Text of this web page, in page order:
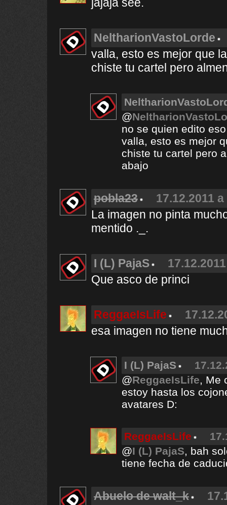
NeltharionVastoLorde
valla, esto es mejor que
chiste tu cartel pero
@
no se quien edito
valla, esto es mejor
chiste tu cartel pero
abajo
pobla23
17.12.2011
La imagen no pinta
mentido ._.
I (L) PajaS
Que asco de princi
ReggaeIsLife
esa imagen no tiene
I (L) PajaS
@ReggaeIsLife, Me
estoy hasta los
avatares D:
ReggaeIsLife
@I (L) PajaS, bah
tiene fecha de
Abuelo de walt_k